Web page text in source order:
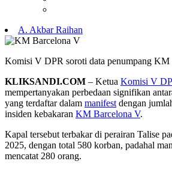
A. Akbar Raihan
Komisi V DPR soroti data penumpang KM
KLIKSANDI.COM – Ketua Komisi V
mempertanyakan perbedaan signifikan
yang terdaftar dalam manifest dengan
insiden kebakaran KM Barcelona V.
Kapal tersebut terbakar di perairan Talise
2025, dengan total 580 korban, padahal
mencatat 280 orang.